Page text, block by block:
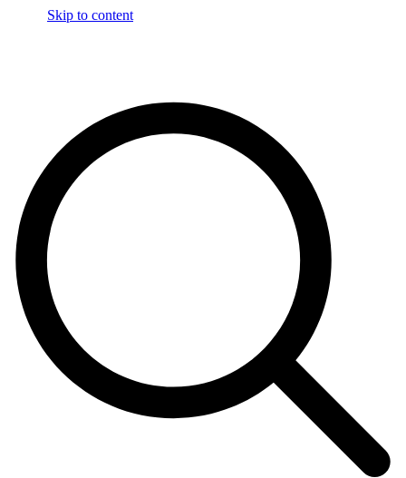
Skip to content